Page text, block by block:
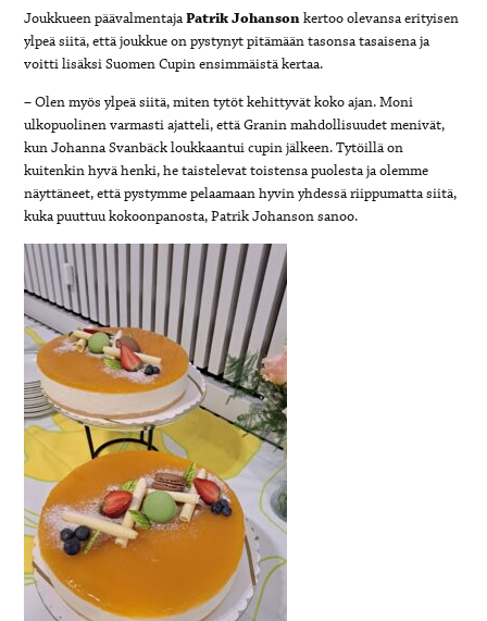
Joukkueen päävalmentajaPatrik Johansonkertoo olevansa erityisen
ylpeä siitä, että joukkue on pystynyt pitämään tasonsa tasaisena ja
voitti lisäksi Suomen Cupin ensimmäistä kertaa.
– Olen myös ylpeä siitä, miten tytöt kehittyvät koko ajan. Moni
ulkopuolinen varmasti ajatteli, että Granin mahdollisuudet menivät,
kun Johanna Svanbäck loukkaantui cupin jälkeen. Tytöillä on
kuitenkin hyvä henki, he taistelevat toistensa puolesta ja olemme
näyttäneet, että pystymme pelaamaan hyvin yhdessä riippumatta siitä,
kuka puuttuu kokoonpanosta, Patrik Johanson sanoo.